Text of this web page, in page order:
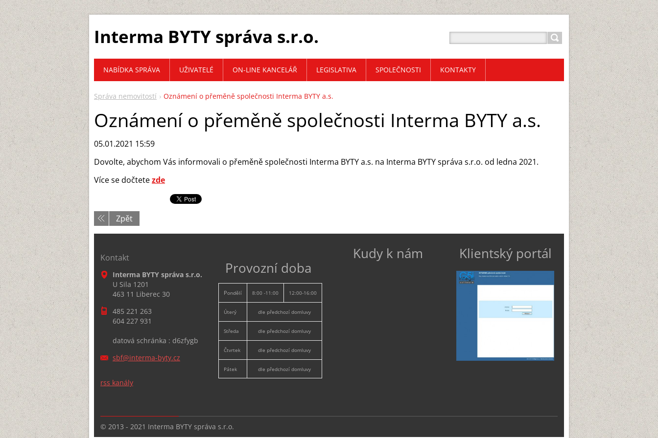
Interma BYTY správa s.r.o.
Správa nemovitostí Oznámení o přeměně společnosti Interma BYTY a.s.
Oznámení o přeměně společnosti Interma BYTY a.s.
05.01.2021 15:59
Dovolte, abychom Vás informovali o přeměně společnosti Interma BYTY a.s. na Interma BYTY správa s.r.o. od ledna 2021.
Více se dočtetezde
Zpět
NABÍDKA SPRÁVA UŽIVATELÉ ON-LINE KANCELÁŘ LEGISLATIVA SPOLEČNOSTI KONTAKTY
Kontakt
Interma BYTY správa s.r.o.
U Sila 1201
463 11 Liberec 30
485 221 263
604 227 931
datová schránka : d6zfygb
sbf@interma-byty.cz
rss kanály
Provozní doba
Pondělí 8:00 -11:00 12:00-16:00
Úterý dle předchozí domluvy
Středa dle předchozí domluvy
Čtvrtek dle předchozí domluvy
Pátek dle předchozí domluvy
Kudy k nám Klientský portál
© 2013 - 2021 Interma BYTY správa s.r.o.